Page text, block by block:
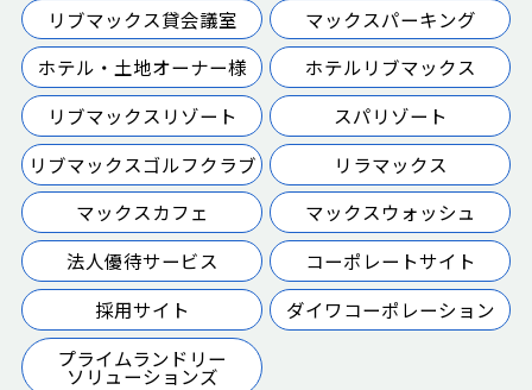
リブマックス貸会議室
マックスパーキング
ホテル・土地オーナー様
ホテルリブマックス
リブマックスリゾート
スパリゾート
リブマックスゴルフクラブ
リラマックス
マックスカフェ
マックスウォッシュ
法人優待サービス
コーポレートサイト
採用サイト
ダイワコーポレーション
プライムランドリー
ソリューションズ